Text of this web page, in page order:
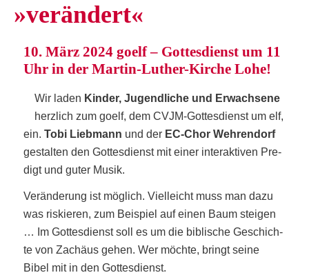
»ver­än­dert«
10. März 2024 goelf – Got­tes­dienst um 11
Uhr in der Mar­tin-Luther-Kir­che Lohe!
Wir laden Kin­der, Jugend­li­che und Erwach­se­ne
herz­lich zum goelf, dem CVJM-Got­tes­dienst um elf,
ein.Tobi Lieb­mann und der EC-Chor Weh­ren­dorf
gestal­ten den Got­tes­dienst mit einer inter­ak­ti­ven Pre­
digt und guter Musik.
Ver­än­de­rung ist mög­lich. Viel­leicht muss man dazu
was ris­kie­ren, zum Bei­spiel auf einen Baum stei­gen
… Im Got­tes­dienst soll es um die bibli­sche Geschich­
te von Zachä­us gehen. Wer möch­te, bringt sei­ne
Bibel mit in den Gottesdienst.